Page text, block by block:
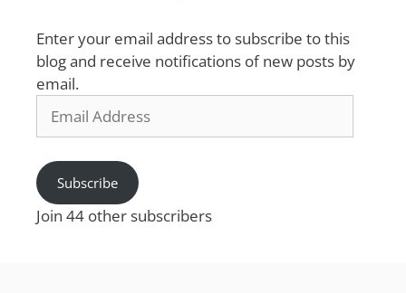
Enter your email address to subscribe to this
blog and receive notifications of new posts by
email.
Address
Subscribe
Join 44 other subscribers